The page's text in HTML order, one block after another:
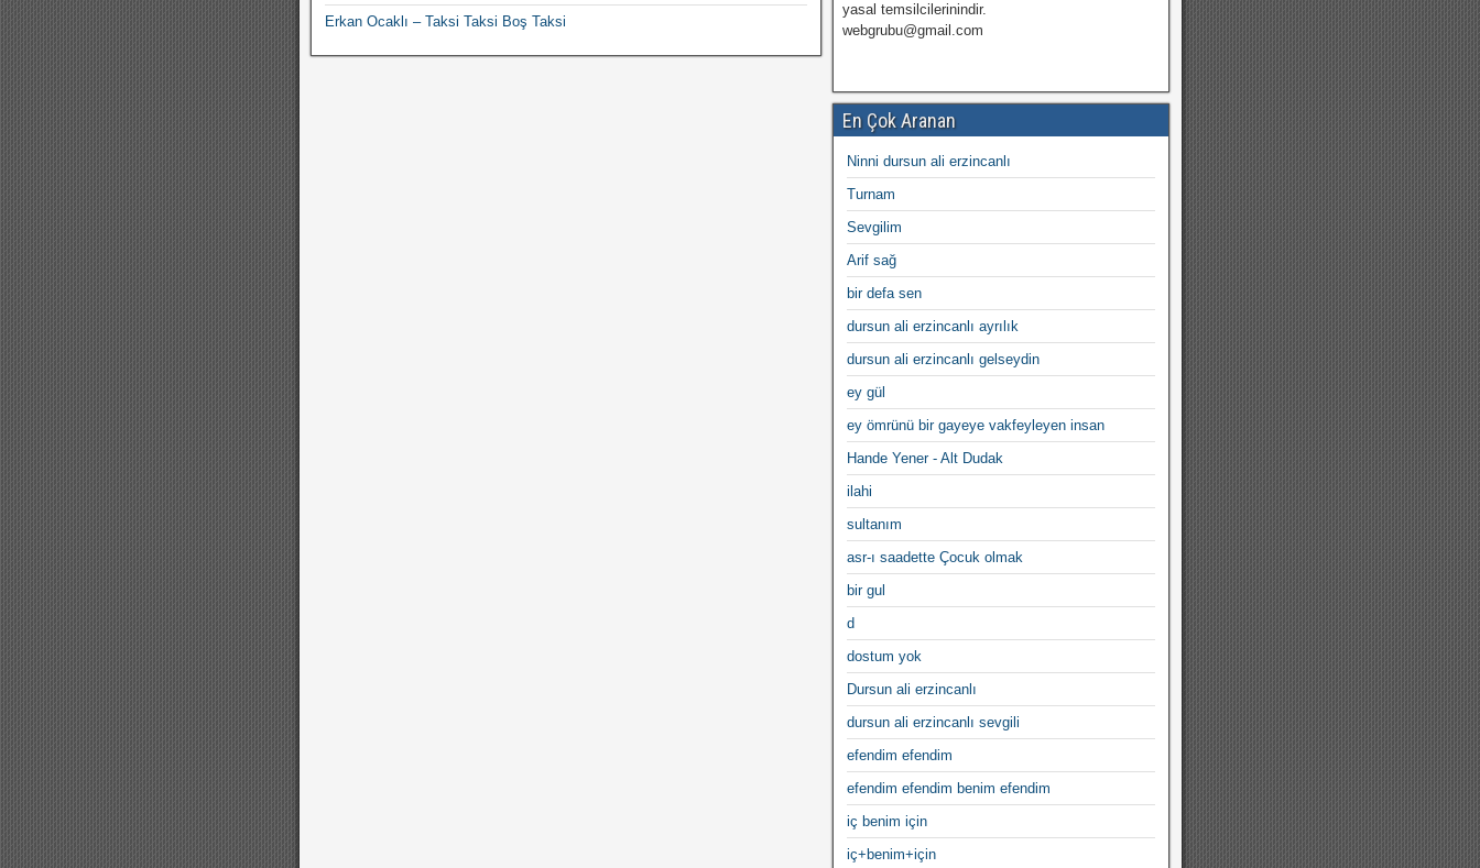
Erkan Ocaklı – Taksi Taksi Boş Taksi
yasal temsilcilerinindir.
webgrubu@gmail.com
En Çok Aranan
Ninni dursun ali erzincanlı
Turnam
Sevgilim
Arif sağ
bir defa sen
dursun ali erzincanlı ayrılık
dursun ali erzincanlı gelseydin
ey gül
ey ömrünü bir gayeye vakfeyleyen insan
Hande Yener - Alt Dudak
ilahi
sultanım
asr-ı saadette Çocuk olmak
bir gul
d
dostum yok
Dursun ali erzincanlı
dursun ali erzincanlı sevgili
efendim efendim
efendim efendim benim efendim
iç benim için
iç+benim+için